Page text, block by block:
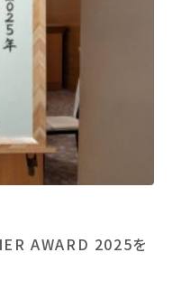
AWARD 2025を